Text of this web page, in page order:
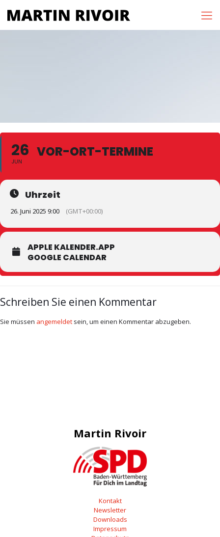
26
JUN
VOR-ORT-TERMINE
Uhrzeit
26. Juni 2025 9:00 (GMT+00:00)
APPLE KALENDER.APP
GOOGLE CALENDAR
Schreiben Sie einen Kommentar
Sie müssen angemeldet sein, um einen Kommentar abzugeben.
Martin Rivoir
Kontakt
Newsletter
Downloads
Impressum